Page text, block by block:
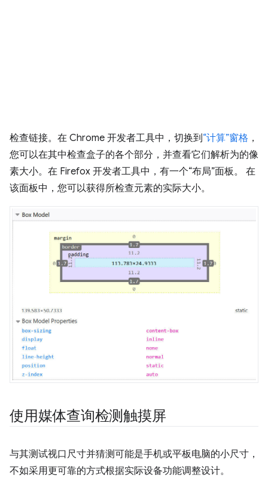
检查链接。在 Chrome 开发者工具中，切换到“计算”窗格 ，
您可以在其中检查盒子的各个部分，并查看它们解析为的像
素大小。在 Firefox 开发者工具中，有一个“布局”面板。 在
该面板中，您可以获得所检查元素的实际大小。
使用媒体查询检测触摸屏
与其测试视口尺寸并猜测可能是手机或平板电脑的小尺寸，
不如采用更可靠的方式根据实际设备功能调整设计。